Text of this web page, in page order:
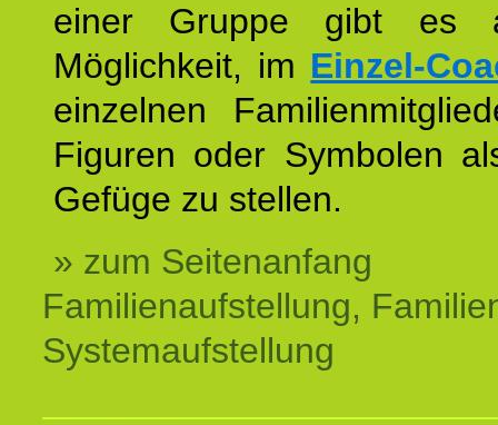
einer Gruppe gibt es
Möglichkeit, im Einzel-
einzelnen
Figuren oder Symbolen
Gefüge zu stellen.
» zum Seitenanfang
Familienaufstellung,
Systemaufstellung